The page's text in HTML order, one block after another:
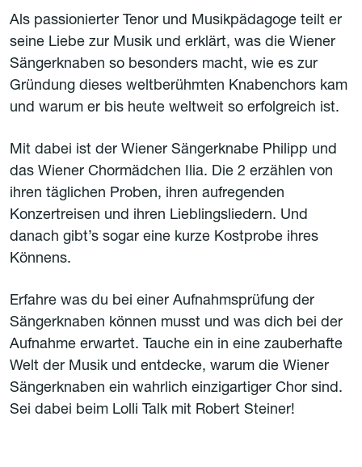
Als passionierter Tenor und Musikpädagoge teilt er
seine Liebe zur Musik und erklärt, was die Wiener
Sängerknaben so besonders macht, wie es zur
Gründung dieses weltberühmten Knabenchors kam
und warum er bis heute weltweit so erfolgreich ist.
Mit dabei ist der Wiener Sängerknabe Philipp und
das Wiener Chormädchen Ilia. Die 2 erzählen von
ihren täglichen Proben, ihren aufregenden
Konzertreisen und ihren Lieblingsliedern. Und
danach gibt’s sogar eine kurze Kostprobe ihres
Könnens.
Erfahre was du bei einer Aufnahmsprüfung der
Sängerknaben können musst und was dich bei der
Aufnahme erwartet. Tauche ein in eine zauberhafte
Welt der Musik und entdecke, warum die Wiener
Sängerknaben ein wahrlich einzigartiger Chor sind.
Sei dabei beim Lolli Talk mit Robert Steiner!